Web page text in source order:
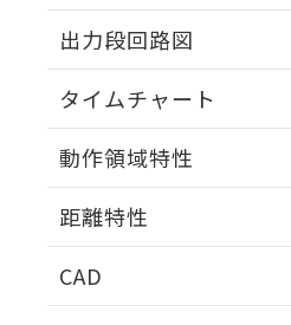
出力段回路図
タイムチャート
動作領域特性
距離特性
CAD